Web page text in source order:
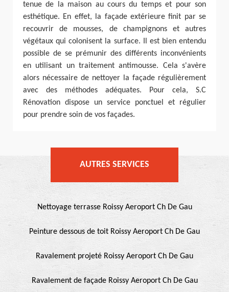
tenue de la maison au cours du temps et pour son
esthétique. En effet, la façade extérieure finit par se
recouvrir de mousses, de champignons et autres
végétaux qui colonisent la surface. Il est bien entendu
possible de se prémunir des différents inconvénients
en utilisant un traitement antimousse. Cela s'avère
alors nécessaire de nettoyer la façade régulièrement
avec des méthodes adéquates. Pour cela, S.C
Rénovation dispose un service ponctuel et régulier
pour prendre soin de vos façades.
AUTRES SERVICES
Nettoyage terrasse Roissy Aeroport Ch De Gau
Peinture dessous de toit Roissy Aeroport Ch De Gau
Ravalement projeté Roissy Aeroport Ch De Gau
Ravalement de façade Roissy Aeroport Ch De Gau